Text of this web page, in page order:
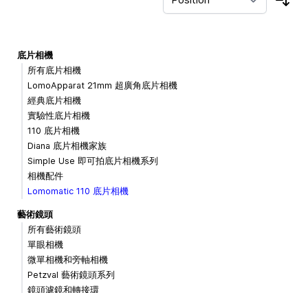
底片相機
所有底片相機
LomoApparat 21mm 超廣角底片相機
經典底片相機
實驗性底片相機
110 底片相機
Diana 底片相機家族
Simple Use 即可拍底片相機系列
相機配件
Lomomatic 110 底片相機
藝術鏡頭
所有藝術鏡頭
單眼相機
微單相機和旁軸相機
Petzval 藝術鏡頭系列
鏡頭濾鏡和轉接環